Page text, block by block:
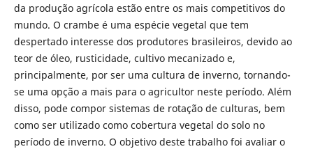
da produção agrícola estão entre os mais competitivos do
mundo. O crambe é uma espécie vegetal que tem
despertado interesse dos produtores brasileiros, devido ao
teor de óleo, rusticidade, cultivo mecanizado e,
principalmente, por ser uma cultura de inverno, tornando-
se uma opção a mais para o agricultor neste período. Além
disso, pode compor sistemas de rotação de culturas, bem
como ser utilizado como cobertura vegetal do solo no
período de inverno. O objetivo deste trabalho foi avaliar o